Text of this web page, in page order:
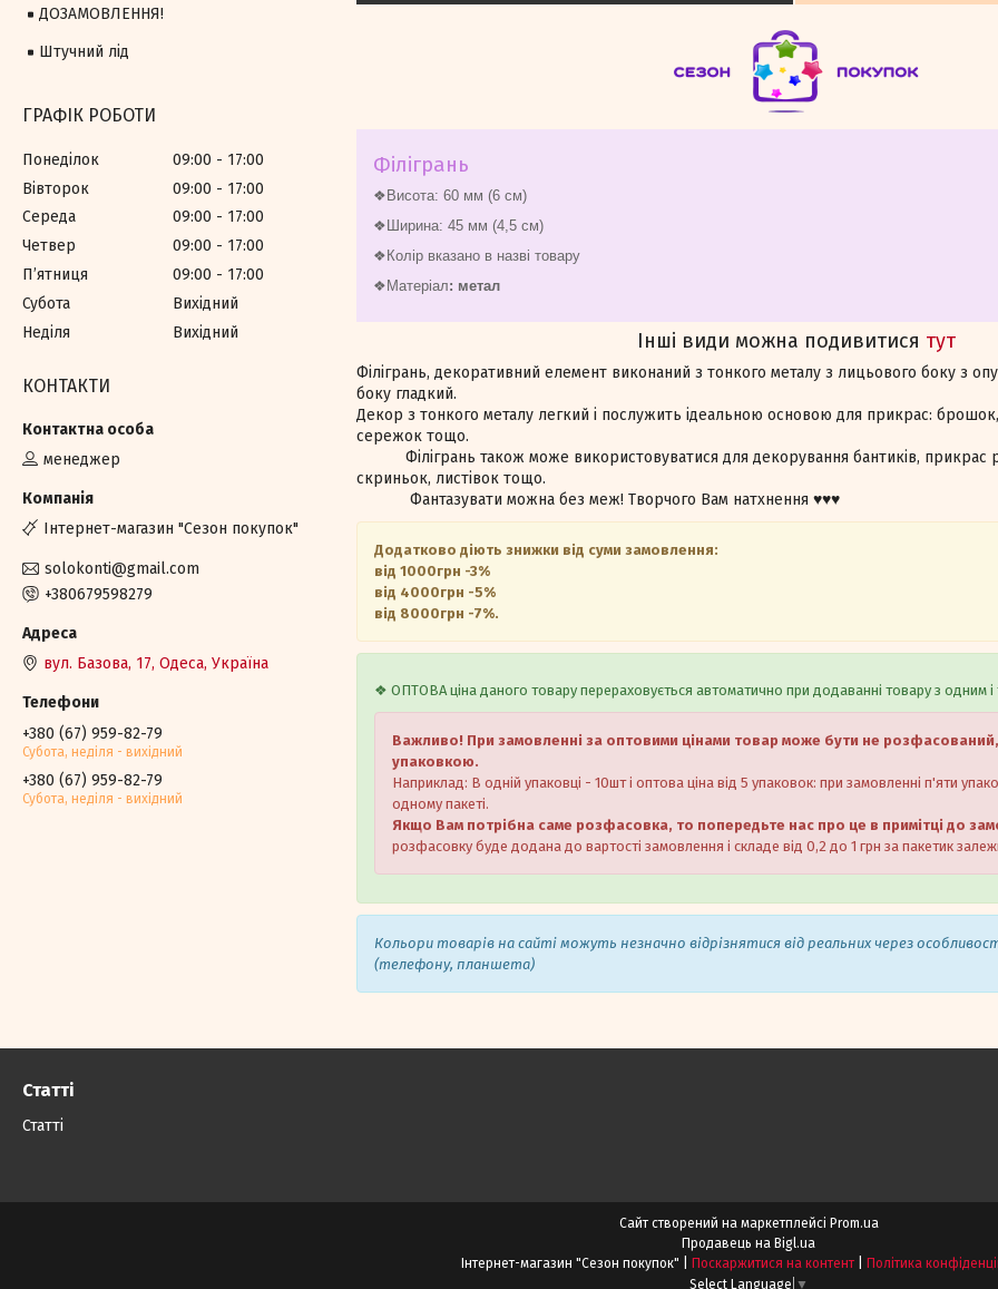
Філігрань
❖Висота: 60 мм (6 см)
❖Ширина: 45 мм (4,5 см)
❖Колір вказано в назві товару
❖Матеріал: метал
Інші види можна подивитися тут
Філігрань, декоративний елемент виконаний з тонкого металу з лицьового боку з
боку гладкий.
Декор з тонкого металу легкий і послужить ідеальною основою для прикрас:
сережок тощо.
Філігрань також може використовуватися для декорування бантиків, прикрас
скриньок, листівок тощо.
Фантазувати можна без меж! Творчого Вам натхнення ♥️♥️♥️
Додатково діють знижки від суми замовлення:
від 1000грн -3%
від 4000грн -5%
від 8000грн -7%.
❖ ОПТОВА ціна даного товару перераховується автоматично при додаванні товару з одним і
Важливо! При замовленні за оптовими цінами товар може бути не
упаковкою.
Наприклад: В одній упаковці - 10шт і оптова ціна від 5 упаковок: при замовленні п'яти
одному пакеті.
Якщо Вам потрібна саме розфасовка, то попередьте нас про це в примітці до
розфасовку буде додана до вартості замовлення і складе від 0,2 до 1 грн за пакетик
Кольори товарів на сайті можуть незначно відрізнятися від реальних через
(телефону, планшета)
ДОЗАМОВЛЕННЯ!
Штучний лід
ГРАФІК РОБОТИ
Понеділок 09:00
17:00
Вівторок
09:00
17:00
Середа
09:00
17:00
Четвер
09:00
17:00
Пʼятниця
09:00
17:00
Субота
Вихідний
Неділя
Вихідний
КОНТАКТИ
менеджер
Iнтернет-магазин "Сезон покупок"
solokonti@gmail.com
+380679598279
вул. Базова, 17, Одеса, Україна
+380 (67) 959-82-79
Субота, недiля - вихiдний
+380 (67) 959-82-79
Субота, недiля - вихiдний
Статті
Статті
Сайт створений на маркетплейсі Prom.ua
Продавець на Bigl.ua
Поскаржитися на контент
Політика
Select Language ▼